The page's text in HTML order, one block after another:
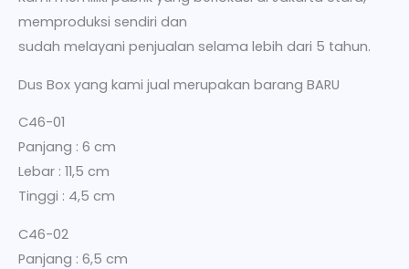
memproduksi sendiri dan
sudah melayani penjualan selama lebih dari 5 tahun.
Dus Box yang kami jual merupakan barang BARU
C46-01
Panjang : 6 cm
Lebar : 11,5 cm
Tinggi : 4,5 cm
C46-02
Panjang : 6,5 cm